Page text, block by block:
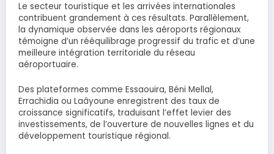
Le secteur touristique et les arrivées internationales
contribuent grandement à ces résultats. Parallèlement,
la dynamique observée dans les aéroports régionaux
témoigne d’un rééquilibrage progressif du trafic et d’une
meilleure intégration territoriale du réseau
aéroportuaire.
Des plateformes comme Essaouira, Béni Mellal,
Errachidia ou Laâyoune enregistrent des taux de
croissance significatifs, traduisant l’effet levier des
investissements, de l’ouverture de nouvelles lignes et du
développement touristique régional.